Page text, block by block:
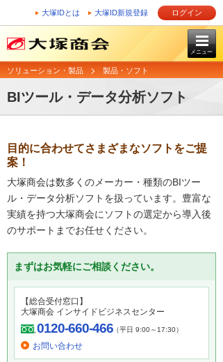
大塚IDとは 大塚ID新規登録 ログイン
メニュー
ソリューション・製品 製品・ソフト
BIツール・データ分析ソフト
目的に合わせてさまざまなソフトをご提
案！
大塚商会は数多くのメーカー・種類のBIツー
ル・データ分析ソフトを扱っています。豊富な
実績を持つ大塚商会にソフトの選定から導入後
のサポートまでお任せください。
まずはお気軽にご相談ください。
【総合受付窓口】
大塚商会 インサイドビジネスセンター
0120-660-466（平日 9:00～17:30）
お問い合わせ